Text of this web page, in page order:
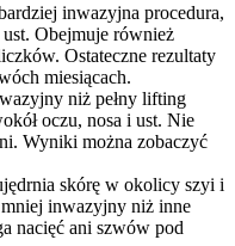
inwazyjna procedura,
Obejmuje również
Ostateczne rezultaty
miesiącach.
niż pełny lifting
oczu, nosa i ust. Nie
Wyniki można zobaczyć
skórę w okolicy szyi i
mniej inwazyjny niż inne
nacięć ani szwów pod